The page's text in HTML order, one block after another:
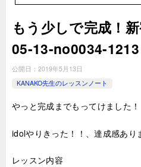
もう少しで完成！
05-13-no0034-1213
公開日： 2019年5月13日
KANAKO先生のレッスンノート
やっと完成までもってけました！
idolやりきった！！、達成感あり
レッスン内容